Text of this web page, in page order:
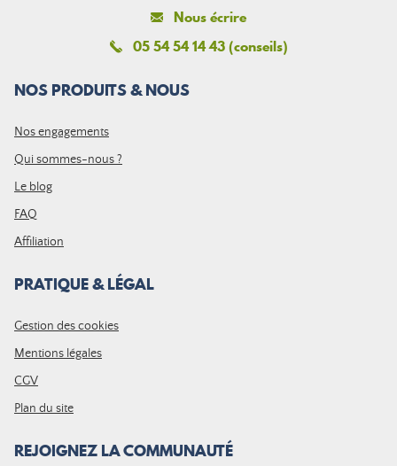
Nous écrire
05 54 54 14 43 (conseils)
NOS PRODUITS & NOUS
Nos engagements
Qui sommes-nous ?
Le blog
FAQ
Affiliation
PRATIQUE & LÉGAL
Gestion des cookies
Mentions légales
CGV
Plan du site
REJOIGNEZ LA COMMUNAUTÉ